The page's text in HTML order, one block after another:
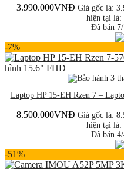
3.990.000VNĐ Giá gốc là:
hiện tại là:
Đã bán
-7%
Laptop HP 15-EH Rzen 7 –
8.500.000VNĐ Giá gốc là:
hiện tại là:
Đã bán
-51%